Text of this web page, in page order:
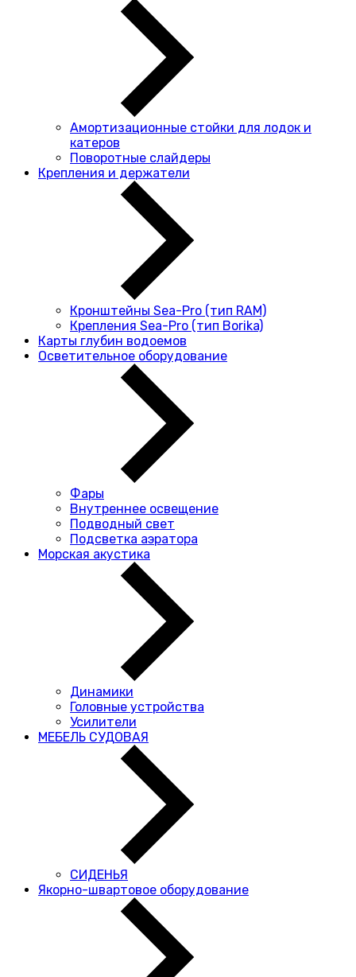
Амортизационные стойки для лодок и
катеров
Поворотные слайдеры
Крепления и держатели
Кронштейны Sea-Pro (тип RAM)
Крепления Sea-Pro (тип Borika)
Карты глубин водоемов
Осветительное оборудование
Фары
Внутреннее освещение
Подводный свет
Подсветка аэратора
Морская акустика
Динамики
Головные устройства
Усилители
МЕБЕЛЬ СУДОВАЯ
СИДЕНЬЯ
Якорно-швартовое оборудование